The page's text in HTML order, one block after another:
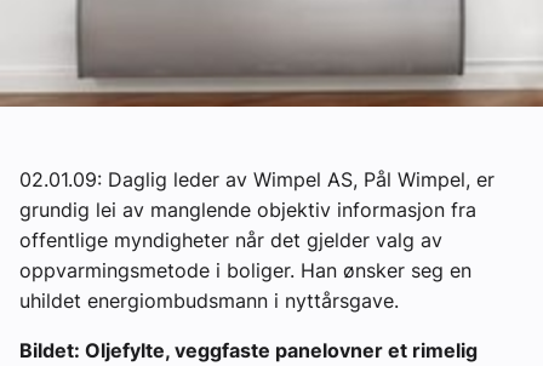
Annonsere i VVS Aktuelt
Kontakt oss
eBlad
02.01.09: Daglig leder av Wimpel AS, Pål Wimpel, er
grundig lei av manglende objektiv informasjon fra
offentlige myndigheter når det gjelder valg av
oppvarmingsmetode i boliger. Han ønsker seg en
uhildet energiombudsmann i nyttårsgave.
Bildet: Oljefylte, veggfaste panelovner et rimelig